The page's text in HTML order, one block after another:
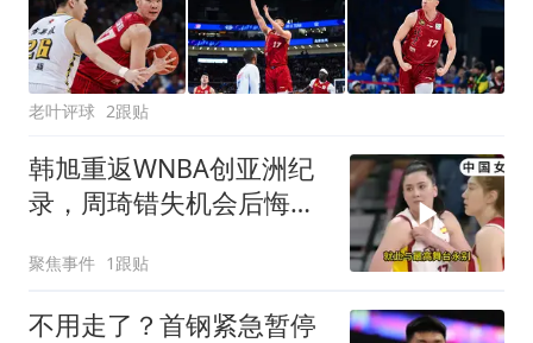
老叶评球 2跟贴
韩旭重返WNBA创亚洲纪
录，周琦错失机会后悔终
聚焦事件 1跟贴
不用走了？首钢紧急暂停